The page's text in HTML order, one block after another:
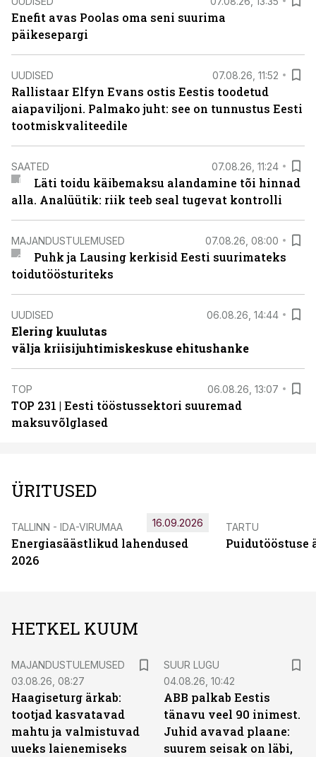
Enefit avas Poolas oma seni suurima
päikesepargi
UUDISED 07.08.26, 11:52
Rallistaar Elfyn Evans ostis Eestis toodetud
aiapaviljoni. Palmako juht: see on tunnustus Eesti
tootmiskvaliteedile
SAATED 07.08.26, 11:24
Läti toidu käibemaksu alandamine tõi hinnad
alla. Analüütik: riik teeb seal tugevat kontrolli
MAJANDUSTULEMUSED 07.08.26, 08:00
Puhk ja Lausing kerkisid Eesti suurimateks
toidutöösturiteks
UUDISED 06.08.26, 14:44
Elering kuulutas
välja kriisijuhtimiskeskuse ehitushanke
TOP 06.08.26, 13:07
TOP 231 | Eesti tööstussektori suuremad
maksuvõlglased
ÜRITUSED
TALLINN - IDA-VIRUMAA
Energiasäästlikud lahendused
2026
16.09.2026 TARTU
Puidutööstuse
HETKEL KUUM
MAJANDUSTULEMUSED
03.08.26, 08:27
Haagiseturg ärkab:
tootjad kasvatavad
mahtu ja valmistuvad
uueks laienemiseks
SUUR LUGU
04.08.26, 10:42
ABB palkab Eestis
tänavu veel 90 inimest.
Juhid avavad plaane:
suurem seisak on läbi,